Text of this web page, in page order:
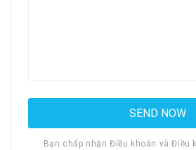
Bạn chấp nhận Điều khoản và Điều